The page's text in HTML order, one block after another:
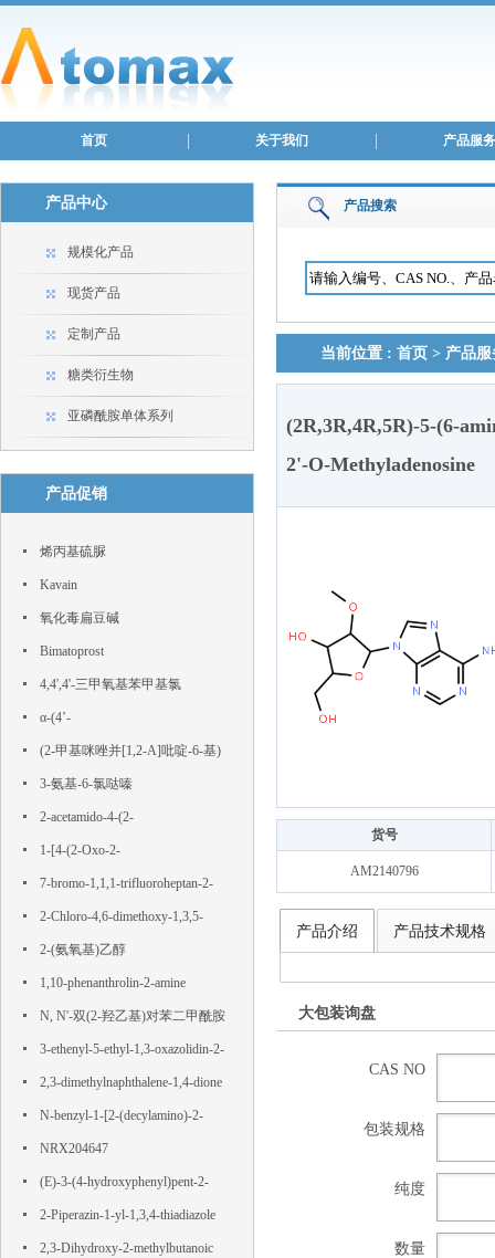
首页 关于我们 产品服务
产品中心
规模化产品
现货产品
定制产品
糖类衍生物
亚磷酰胺单体系列
产品促销
烯丙基硫脲
Kavain
氧化毒扁豆碱
Bimatoprost
4,4',4'-三甲氧基苯甲基氯
α-(4’-
Hydroxyphenyl)phloroacetophenone
(2-甲基咪唑并[1,2-A]吡啶-6-基)
硼酸3-氨基-6-氯哒嗪
2-acetamido-4-(2-
hydroxyethylsulfonyl)benzoic acid
1-[4-(2-Oxo-2-
phenylacetyl)phenyl]-2-phenylethane-
1,2-dione
7-bromo-1,1,1-trifluoroheptan-2-
one2-Chloro-4,6-dimethoxy-1,3,5-
triazine2-(氨氧基)乙醇
1,10-phenanthrolin-2-amine
N, N'-双(2-羟乙基)对苯二甲酰胺
3-ethenyl-5-ethyl-1,3-oxazolidin-2-
one2,3-dimethylnaphthalene-1,4-dione
N-benzyl-1-[2-(decylamino)-2-
oxoethyl]pyridin-1-ium-3-
carboxamide,chloride
NRX204647
(E)-3-(4-hydroxyphenyl)pent-2-
enedioic acid
2-Piperazin-1-yl-1,3,4-thiadiazole
2,3-Dihydroxy-2-methylbutanoic
产品搜索
当前位置 : 首页 > 产品服
(2R,3R,4R,5R)-5-(6-
2'-O-Methyladenosine
货号
AM2140796
产品介绍 产品技术规格
大包装询盘
CAS NO
包装规格
纯度
数量